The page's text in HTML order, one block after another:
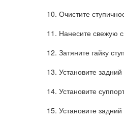
10. Очистите
11. Нанесите свежую
12. Затяните гайку
13. Установите
14. Установите
15. Установите